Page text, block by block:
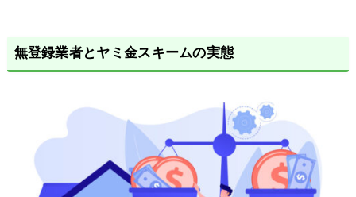
無登録業者とヤミ金スキームの実態